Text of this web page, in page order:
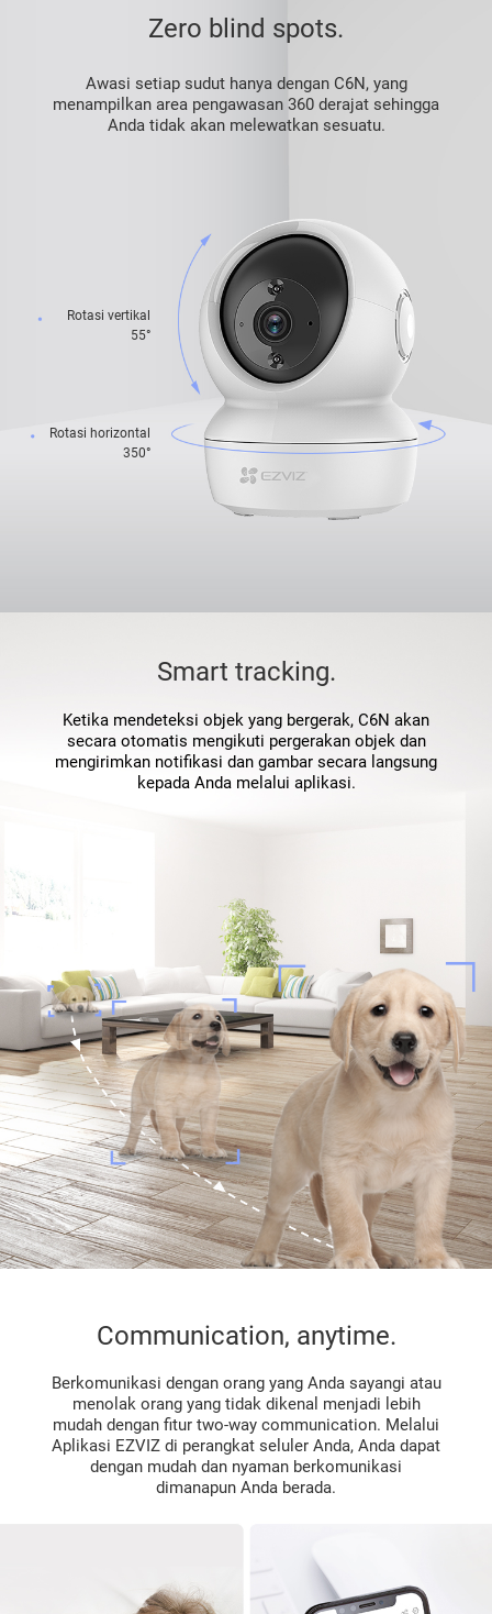
Zero blind spots.
Awasi setiap sudut hanya dengan C6N, yang
menampilkan area pengawasan 360 derajat sehingga
Anda tidak akan melewatkan sesuatu.
Rotasi vertikal
Rotasi horizontal
55°
350°
Ketika mendeteksi objek yang bergerak, C6N akan
secara otomatis mengikuti pergerakan objek dan
mengirimkan notifikasi dan gambar secara langsung
kepada Anda melalui aplikasi.
Smart tracking.
Communication, anytime.
Berkomunikasi dengan orang yang Anda sayangi atau
menolak orang yang tidak dikenal menjadi lebih
mudah dengan fitur two-way communication. Melalui
Aplikasi EZVIZ di perangkat seluler Anda, Anda dapat
dengan mudah dan nyaman berkomunikasi
dimanapun Anda berada.